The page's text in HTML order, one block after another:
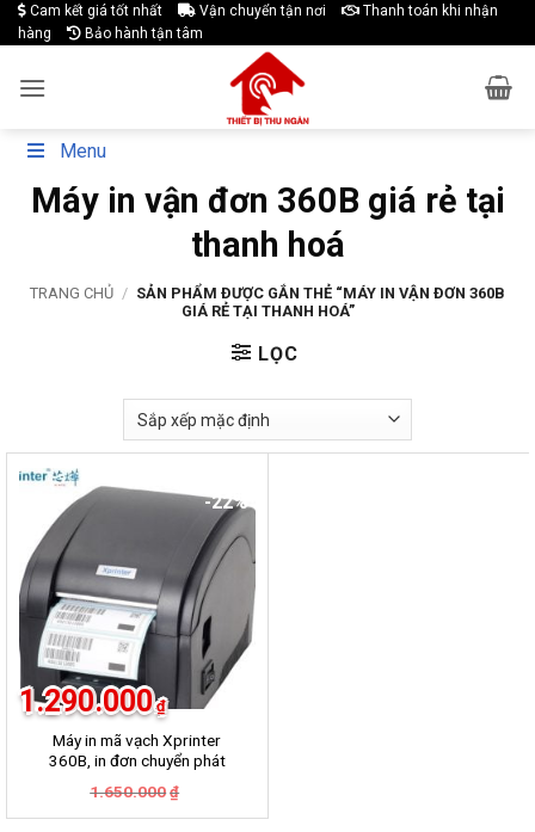
Skip
to
Cam kết giá tốt nhất Vận chuyển tận nơi
Thanh toán khi nhận
hàng
Bảo hành tận tâm
Menu
Máy in vận đơn 360B giá rẻ tại
thanh hoá
TRANG CHỦ / SẢN PHẨM ĐƯỢC GẮN THẺ “MÁY IN VẬN ĐƠN 360B
GIÁ RẺ TẠI THANH HOÁ”
LỌC
-22%
Máy in mã vạch Xprinter
360B, in đơn chuyển phát
VNpost, Best, J&T
1.650.000 ₫
là:
1.290.000 ₫
tại